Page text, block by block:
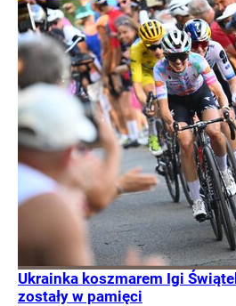
Ukrainka koszmarem Igi
zostały w pamięci